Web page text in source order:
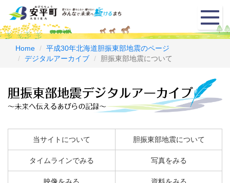
メ
ニ
ュ
Home
平成30年北海道胆振東部地震のページ
デジタルアーカイブ
胆振東部地震について
当サイトについて 胆振東部地震について
タイムラインでみる 写真をみる
映像をみる 資料をみる